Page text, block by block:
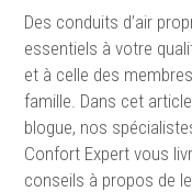
Des conduits d’air
essentiels à votre
et à celle des
famille. Dans cet
blogue, nos
Confort Expert vous
conseils à propos de